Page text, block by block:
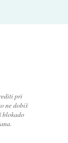
pri
ne dobiš
blokado